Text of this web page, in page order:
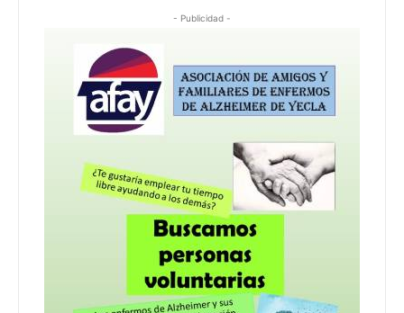
- Publicidad -